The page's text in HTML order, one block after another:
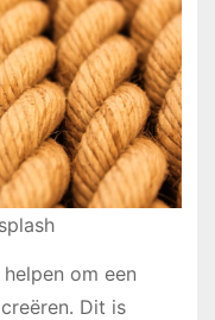
om een
Dit is